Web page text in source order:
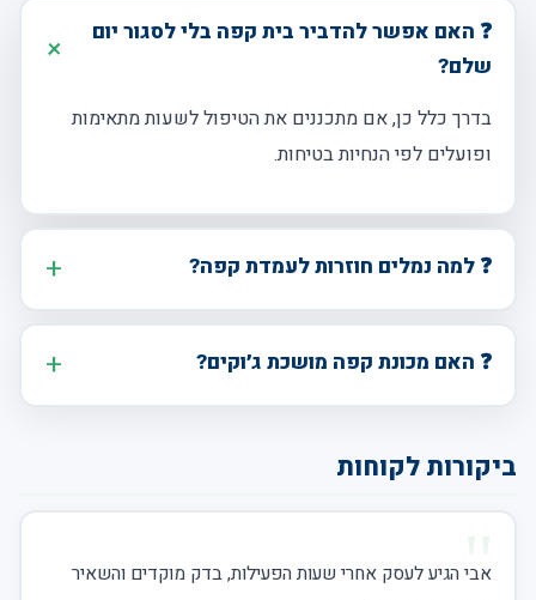
❓ האם אפשר להדביר בית קפה בלי לסגור יום
שלם?
בדרך כלל כן, אם מתכננים את הטיפול לשעות מתאימות
ופועלים לפי הנחיות בטיחות.
❓ למה נמלים חוזרות לעמדת קפה?
❓ האם מכונת קפה מושכת ג׳וקים?
ביקורות לקוחות
אבי הגיע לעסק אחרי שעות הפעילות, בדק מוקדים והשאיר